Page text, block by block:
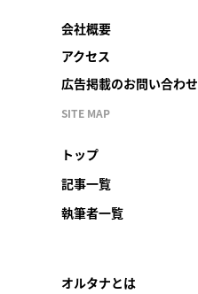
会社概要
アクセス
広告掲載のお問い合わせ
SITE MAP
トップ
記事一覧
執筆者一覧
オルタナとは